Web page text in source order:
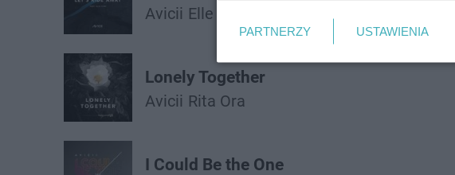
Avicii Elle King
Lonely Together
Avicii Rita Ora
I Could Be the One
PARTNERZY USTAWIENIA